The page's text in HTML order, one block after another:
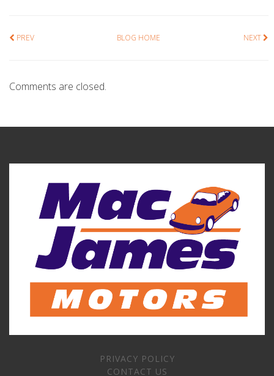
PREV BLOG HOME NEXT
Comments are closed.
PRIVACY POLICY
CONTACT US